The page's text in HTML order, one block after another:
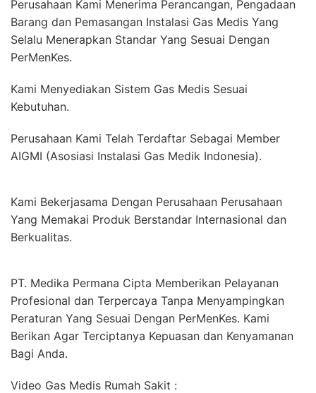
Perusahaan Kami Menerima Perancangan, Pengadaan
Barang dan Pemasangan Instalasi Gas Medis Yang
Selalu Menerapkan Standar Yang Sesuai Dengan
PerMenKes.
Kami Menyediakan Sistem Gas Medis Sesuai
Kebutuhan.
Perusahaan Kami Telah Terdaftar Sebagai Member
AIGMI (Asosiasi Instalasi Gas Medik Indonesia).
Kami Bekerjasama Dengan Perusahaan Perusahaan
Yang Memakai Produk Berstandar Internasional dan
Berkualitas.
PT. Medika Permana Cipta Memberikan Pelayanan
Profesional dan Terpercaya Tanpa Menyampingkan
Peraturan Yang Sesuai Dengan PerMenKes. Kami
Berikan Agar Terciptanya Kepuasan dan Kenyamanan
Bagi Anda.
Video Gas Medis Rumah Sakit :